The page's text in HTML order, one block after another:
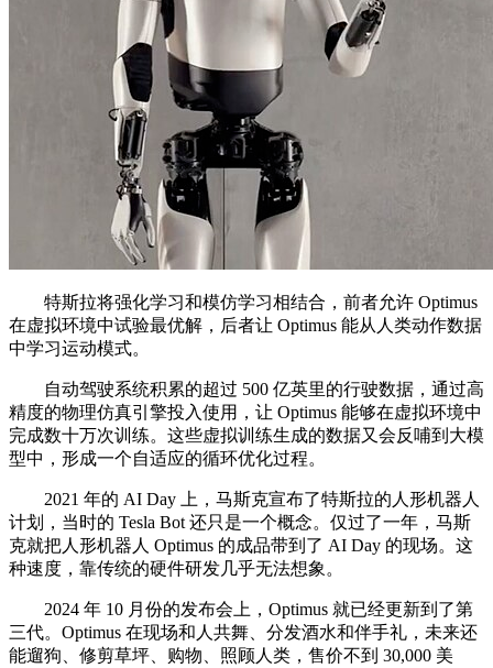
特斯拉将强化学习和模仿学习相结合，前者允许 Optimus
在虚拟环境中试验最优解，后者让 Optimus 能从人类动作数据
中学习运动模式。
自动驾驶系统积累的超过 500 亿英里的行驶数据，通过高
精度的物理仿真引擎投入使用，让 Optimus 能够在虚拟环境中
完成数十万次训练。这些虚拟训练生成的数据又会反哺到大模
型中，形成一个自适应的循环优化过程。
2021 年的 AI Day 上，马斯克宣布了特斯拉的人形机器人
计划，当时的 Tesla Bot 还只是一个概念。仅过了一年，马斯
克就把人形机器人 Optimus 的成品带到了 AI Day 的现场。这
种速度，靠传统的硬件研发几乎无法想象。
2024 年 10 月份的发布会上，Optimus 就已经更新到了第
三代。Optimus 在现场和人共舞、分发酒水和伴手礼，未来还
能遛狗、修剪草坪、购物、照顾人类，售价不到 30,000 美